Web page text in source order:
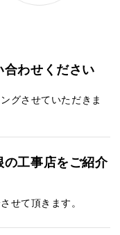
合わせください
グさせていただきま
の工事店をご紹介
せて頂きます。